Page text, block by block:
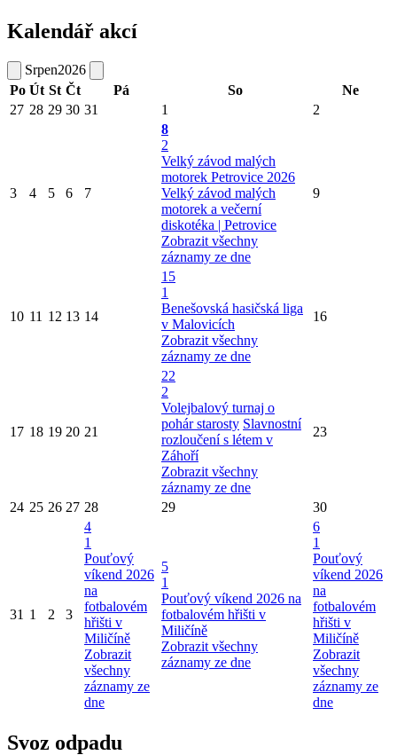
Kalendář akcí
Srpen2026
Po Út St Čt Pá So
Ne
27 28 29 30 31 1 2
3 4 5 6 7
8
2
Velký závod malých
motorek Petrovice 2026
Velký závod malých
motorek a večerní
diskotéka | Petrovice
Zobrazit všechny
záznamy ze dne
9
10 11 12 13 14
15
1
Benešovská hasičská liga
v Malovicích
Zobrazit všechny
záznamy ze dne
16
17 18 19 20 21
22
2
Volejbalový turnaj o
pohár starosty Slavnostní
rozloučení s létem v
Záhoří
Zobrazit všechny
záznamy ze dne
23
24 25 26 27 28 29 30
31 1 2 3
4
1
Pouťový
víkend 2026
na
fotbalovém
hřišti v
Miličíně
Zobrazit
všechny
záznamy ze
dne
5
1
Pouťový víkend 2026 na
fotbalovém hřišti v
Miličíně
Zobrazit všechny
záznamy ze dne
6
1
Pouťový
víkend 2026
na
fotbalovém
hřišti v
Miličíně
Zobrazit
všechny
záznamy ze
dne
Svoz odpadu